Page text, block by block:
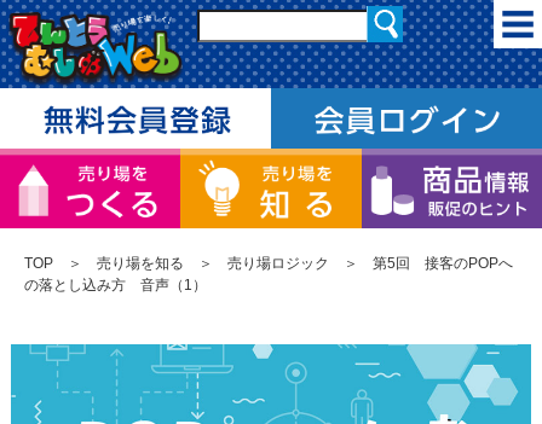
TOP ＞ 売り場を知る ＞ 売り場ロジック
＞ 第5回 接客のPOPへ
の落とし込み方 音声（1）